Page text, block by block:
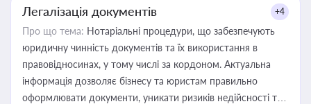
Легалізація документів +4
Про що тема: Нотаріальні процедури, що забезпечують
юридичну чинність документів та їх використання в
правовідносинах, у тому числі за кордоном. Актуальна
інформація дозволяє бізнесу та юристам правильно
оформлювати документи, уникати ризиків недійсності та